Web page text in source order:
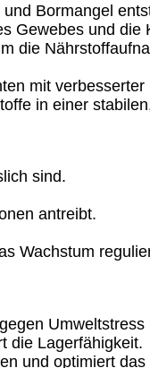
Bormangel
Gewebes und die
die
mit
in einer
sind.
antreibt.
Wachstum
die Lagerfähigkeit.
und optimiert das